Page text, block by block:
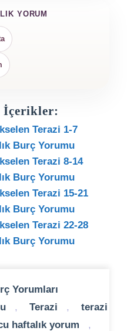
YORUM
Terazi 1-7
Burç Yorumu
Terazi 8-14
Burç Yorumu
Terazi 15-21
Burç Yorumu
Terazi 22-28
Burç Yorumu
Yorumları
, Terazi ,
terazi
haftalık yorum
,